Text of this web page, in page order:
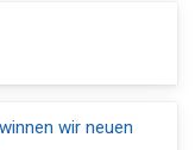
wir neuen